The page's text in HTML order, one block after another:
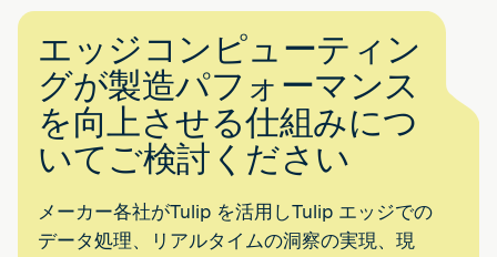
エッジコンピューティン
グが製造パフォーマンス
を向上させる仕組みにつ
いてご検討ください
メーカー各社がTulip を活用しTulip エッジでの
データ処理、リアルタイムの洞察の実現、現